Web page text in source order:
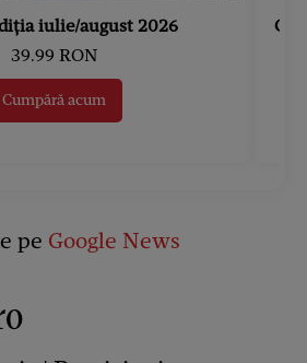
iulie/august 2026
39.99 RON
Cumpără acum
pe Google News